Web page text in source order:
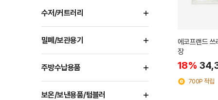
수저/커트러리
밀폐/보관용기
주방수납용품
보온/보낸용품/텀블러
에코프랜드
장
18%
700P 적립